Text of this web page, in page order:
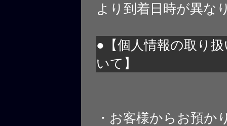
より到着日時が異な
●【個人情報の取り
いて】
・お客様からお預か